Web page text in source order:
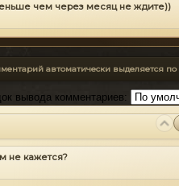
чем через месяц не ждите))
автоматически выделяется по
вывода комментариев:
не кажется?